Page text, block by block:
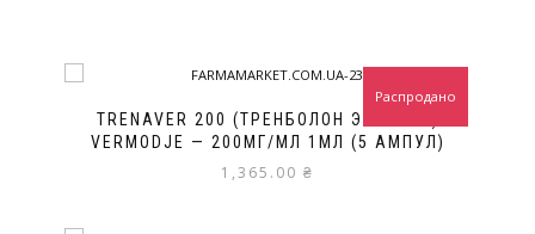
TRENAVER 200 (ТРЕНБОЛОН ЭНАНТАТ)
VERMODJE — 200МГ/МЛ 1МЛ (5 АМПУЛ)
1,365.00 ₴
Распродано